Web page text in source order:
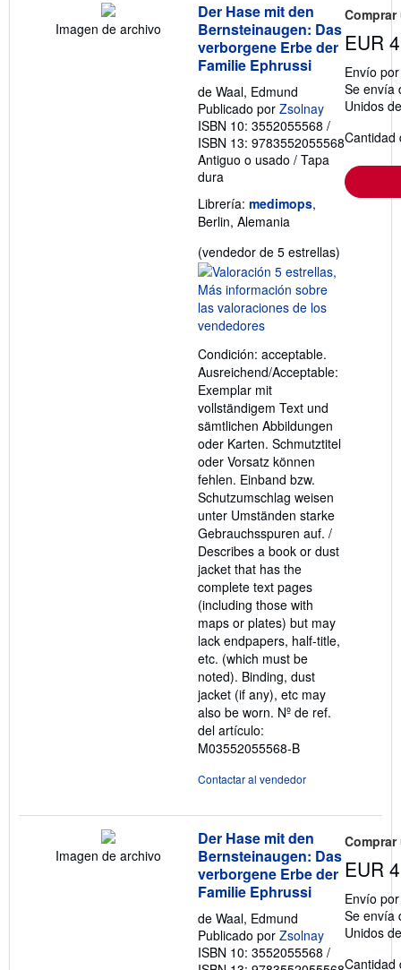
Imagen de archivo
Der Hase mit den
Bernsteinaugen: Das
verborgene Erbe der
Familie Ephrussi
de Waal, Edmund
Publicado por Zsolnay
ISBN 10: 3552055568 /
ISBN 13: 9783552055568
Antiguo o usado / Tapa
dura
Librería: medimops,
Berlin, Alemania
(vendedor de 5 estrellas)
Condición: acceptable.
Ausreichend/Acceptable:
Exemplar mit
vollständigem Text und
sämtlichen Abbildungen
oder Karten. Schmutztitel
oder Vorsatz können
fehlen. Einband bzw.
Schutzumschlag weisen
unter Umständen starke
Gebrauchsspuren auf. /
Describes a book or dust
jacket that has the
complete text pages
(including those with
maps or plates) but may
lack endpapers, half-title,
etc. (which must be
noted). Binding, dust
jacket (if any), etc may
also be worn. Nº de ref.
del artículo:
M03552055568-B
Contactar al vendedor
EUR
Envío
Se envía
Unidos
Cantidad
Imagen de archivo
Der Hase mit den
Bernsteinaugen: Das
verborgene Erbe der
Familie Ephrussi
de Waal, Edmund
Publicado por Zsolnay
ISBN 10: 3552055568 /
EUR
Envío
Se envía
Unidos
Cantidad